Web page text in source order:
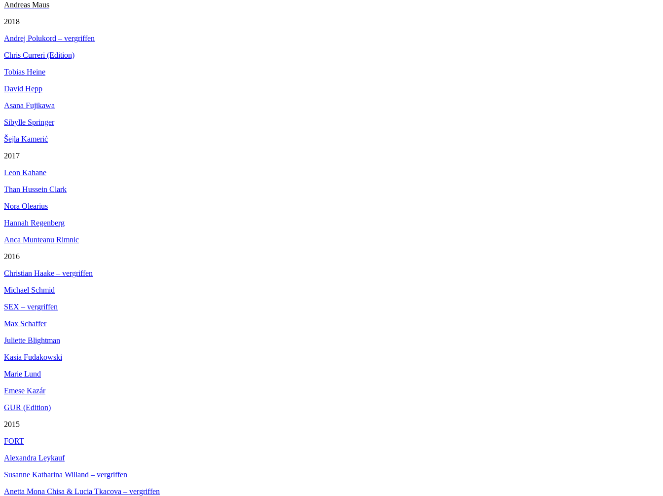
Andreas Maus
2018
Andrej Polukord – vergriffen
Chris Curreri (Edition)
Tobias Heine
David Hepp
Asana Fujikawa
Sibylle Springer
Šejla Kamerić
2017
Leon Kahane
Than Hussein Clark
Nora Olearius
Hannah Regenberg
Anca Munteanu Rimnic
2016
Christian Haake – vergriffen
Michael Schmid
SEX – vergriffen
Max Schaffer
Juliette Blightman
Kasia Fudakowski
Marie Lund
Emese Kazár
GUR (Edition)
2015
FORT
Alexandra Leykauf
Susanne Katharina Willand – vergriffen
Anetta Mona Chisa & Lucia Tkacova – vergriffen